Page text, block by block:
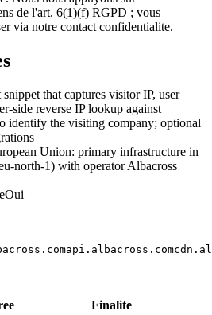
de l'art. 6(1)(f) RGPD ; vous
via notre contact confidentialite.
snippet that captures visitor IP, user
side reverse IP lookup against
identify the visiting company; optional
Union: primary infrastructure in
north-1) with operator Albacross
Oui
api.albacross.com
Finalite